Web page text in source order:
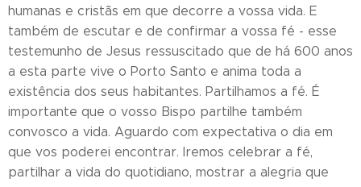
humanas e cristãs em que decorre a vossa vida. E
também de escutar e de confirmar a vossa fé - esse
testemunho de Jesus ressuscitado que de há 600 anos
a esta parte vive o Porto Santo e anima toda a
existência dos seus habitantes. Partilhamos a fé. É
importante que o vosso Bispo partilhe também
convosco a vida. Aguardo com expectativa o dia em
que vos poderei encontrar. Iremos celebrar a fé,
partilhar a vida do quotidiano, mostrar a alegria que